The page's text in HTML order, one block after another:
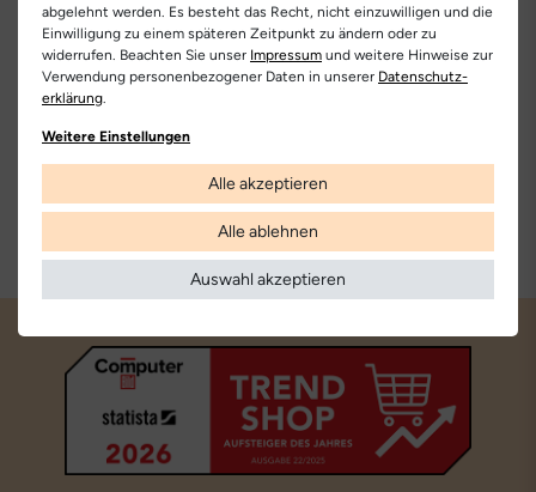
Zahlungsarten
Unser Onlineshop unterstützt alle
gängigen Zahlungsmöglichkeiten, wie
z.B. PayPal, Kreditkarte oder
Werde auch Du einer unserer
zufriedenen Kunden und bestelle
sicher per SSL-Verschlüsselung.
„Sehr gut“ uns auf
abgelehnt werden. Es besteht das Recht, nicht einzuwilligen und die
Einwilligung zu einem späteren Zeitpunkt zu ändern oder zu
widerrufen. Beachten Sie unser Impressum und weitere Hinweise zur
Verwendung personenbezogener Daten in unserer Daten­schutz­
erklärung.
Weitere Einstellungen
Alle akzeptieren
Alle ablehnen
Auswahl akzeptieren